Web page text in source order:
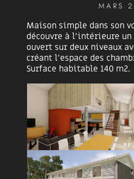
MARS
Maison simple dans son
découvre à l’intérieure
ouvert sur deux niveaux
créant l’espace des
Surface habitable 140 m2.